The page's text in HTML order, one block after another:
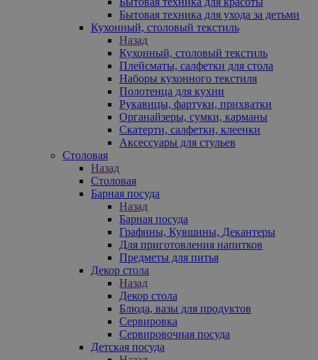
Бытовая техника для ухода за детьми
Кухонный, столовый текстиль
Назад
Кухонный, столовый текстиль
Плейсматы, салфетки для стола
Наборы кухонного текстиля
Полотенца для кухни
Рукавицы, фартуки, прихватки
Органайзеры, сумки, карманы
Скатерти, салфетки, клеенки
Аксессуары для стульев
Столовая
Назад
Столовая
Барная посуда
Назад
Барная посуда
Графины, Кувшины, Декантеры
Для приготовления напитков
Предметы для питья
Декор стола
Назад
Декор стола
Блюда, вазы для продуктов
Сервировка
Сервировочная посуда
Детская посуда